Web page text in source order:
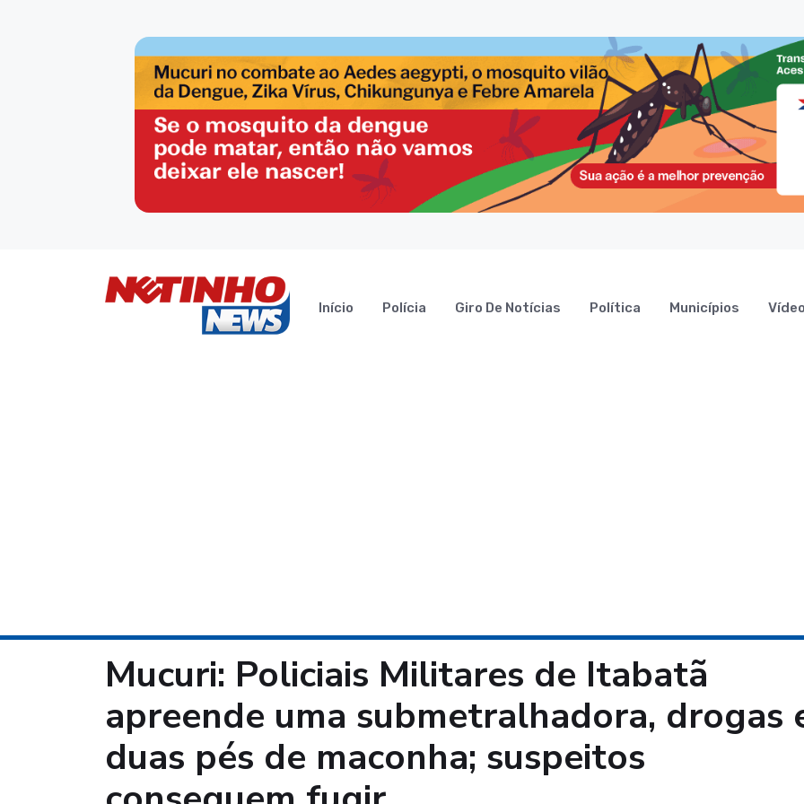
Início Polícia Giro De Notícias Política Municípios
Mucuri: Policiais Militares de Itabatã
apreende uma submetralhadora, drogas
duas pés de maconha; suspeitos